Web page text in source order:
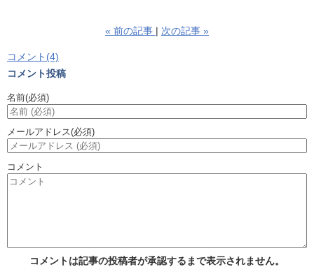
« 前の記事 次の記事 »
コメント(4)
コメント投稿
名前(必須)
メールアドレス(必須)
コメント
コメントは記事の投稿者が承認するまで表示されません。